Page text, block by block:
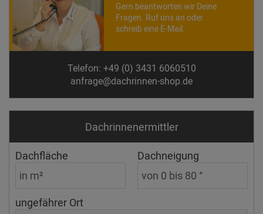
Gern beantworten wir Deine
Fragen. Ruf uns an oder
schreib eine E-Mail.
Telefon: +49 (0) 3431 6060510
anfrage@dachrinnen-shop.de
Dachrinnen­ermittler
Dachfläche Dachneigung
ungefährer Ort